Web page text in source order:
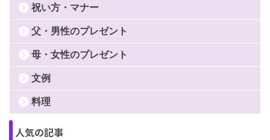
祝い方・マナー
父・男性のプレゼント
母・女性のプレゼント
文例
料理
人気の記事